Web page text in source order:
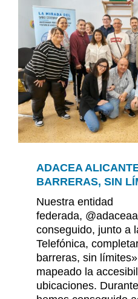
ADACEA
BARRERAS, SIN
Nuestra entidad
federada,
conseguido, junto a
Telefónica,
barreras, sin
mapeado la
ubicaciones.